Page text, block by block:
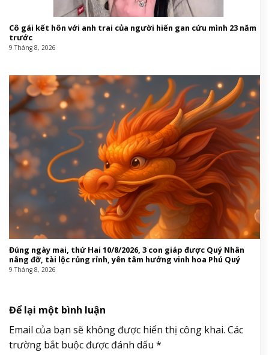
Cô gái kết hôn với anh trai của người hiến gan cứu mình 23 năm
trước
9 Tháng 8, 2026
Đúng ngày mai, thứ Hai 10/8/2026, 3 con giáp được Quý Nhân
nâng đỡ, tài lộc rủng rỉnh, yên tâm hưởng vinh hoa Phú Quý
9 Tháng 8, 2026
Để lại một bình luận
Email của bạn sẽ không được hiển thị công khai. Các
trường bắt buộc được đánh dấu *